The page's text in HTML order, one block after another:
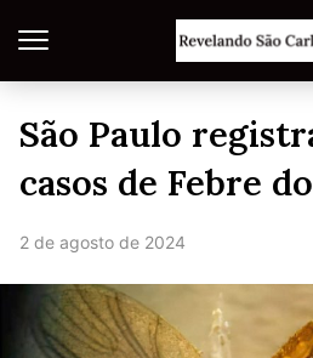
São Paulo
casos de Febre
2 de agosto de 2024